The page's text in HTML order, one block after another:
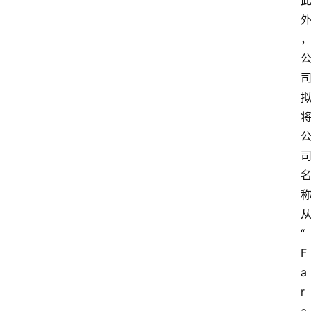
外
，
公
司
拟
将
公
司
名
称
从
“
F
a
r